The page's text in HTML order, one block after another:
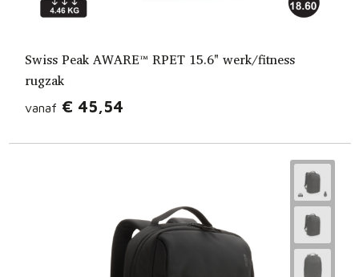
Swiss Peak AWARE™ RPET 15.6" werk/fitness
rugzak
vanaf € 45,54